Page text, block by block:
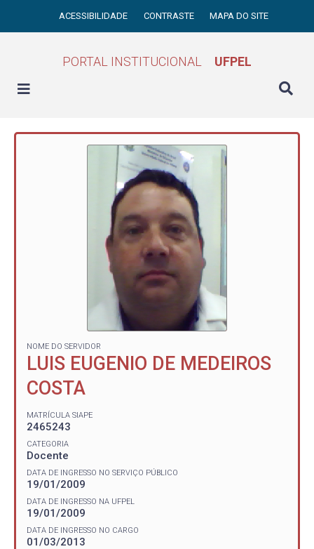
ACESSIBILIDADE CONTRASTE MAPA DO SITE
PORTAL INSTITUCIONAL UFPEL
NOME DO SERVIDOR
LUIS EUGENIO DE MEDEIROS
COSTA
MATRÍCULA SIAPE
2465243
CATEGORIA
Docente
DATA DE INGRESSO NO SERVIÇO PÚBLICO
19/01/2009
DATA DE INGRESSO NA UFPEL
19/01/2009
DATA DE INGRESSO NO CARGO
01/03/2013